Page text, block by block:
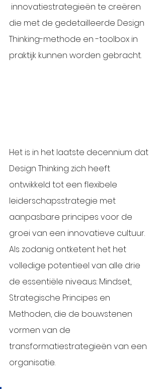
die met de gedetailleerde Design
Thinking-methode en -toolbox in
praktijk kunnen worden gebracht.
Het is in het laatste decennium dat
Design Thinking zich heeft
ontwikkeld tot een flexibele
leiderschapsstrategie met
aanpasbare principes voor de
groei van een innovatieve cultuur.
Als zodanig ontketent het het
volledige potentieel van alle drie
de essentiële niveaus: Mindset,
Strategische Principes en
Methoden, die de bouwstenen
vormen van de
transformatiestrategieën van een
organisatie.